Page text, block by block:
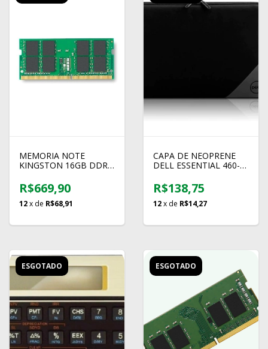
MEMORIA NOTE
KINGSTON 16GB DDR4
R$669,90
12x de R$68,91
CAPA DE NEOPRENE
DELL ESSENTIAL 460-
R$138,75
12x de R$14,27
ESGOTADO ESGOTADO